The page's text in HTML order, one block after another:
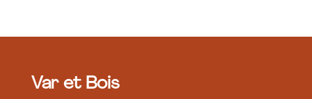
Var et Bois